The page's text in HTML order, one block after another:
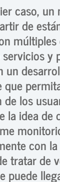
caso,
de
y
un
que
los
la idea de
con
tratar de
puede